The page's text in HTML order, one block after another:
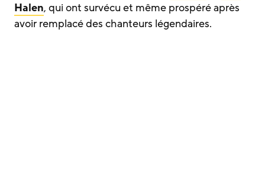
Halen, qui ont survécu et même prospéré après
avoir remplacé des chanteurs légendaires.